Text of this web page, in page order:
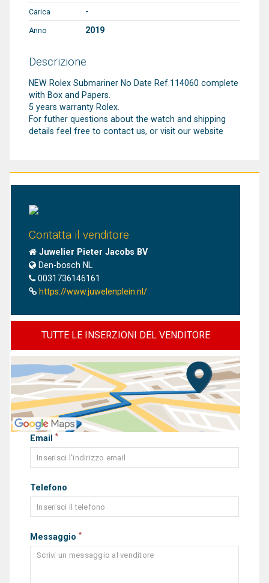
Carica -
Anno 2019
Descrizione
NEW Rolex Submariner No Date Ref.114060 complete
with Box and Papers.
5 years warranty Rolex.
For futher questions about the watch and shipping
details feel free to contact us, or visit our website
Contatta il venditore
Juwelier Pieter Jacobs BV
Den-bosch NL
0031736146161
https://www.juwelenplein.nl/
TUTTE LE INSERZIONI DEL VENDITORE
Email*
Telefono
Messaggio*